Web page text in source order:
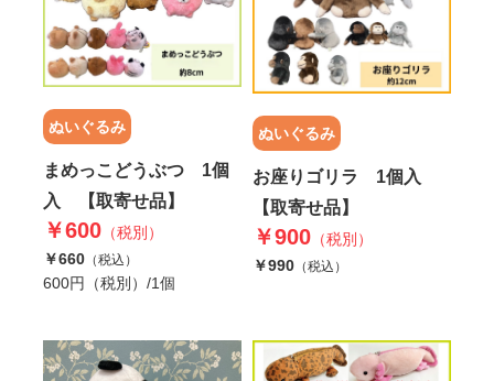
ぬいぐるみ
まめっこどうぶつ 1個
入 【取寄せ品】
￥600 （税別）
￥660 （税込）
600円（税別）/1個
ぬいぐるみ
お座りゴリラ 1個入
【取寄せ品】
￥900 （税別）
￥990 （税込）